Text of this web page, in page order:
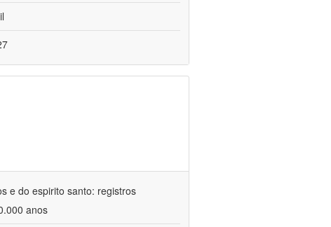
e do espirito santo: registros
anos